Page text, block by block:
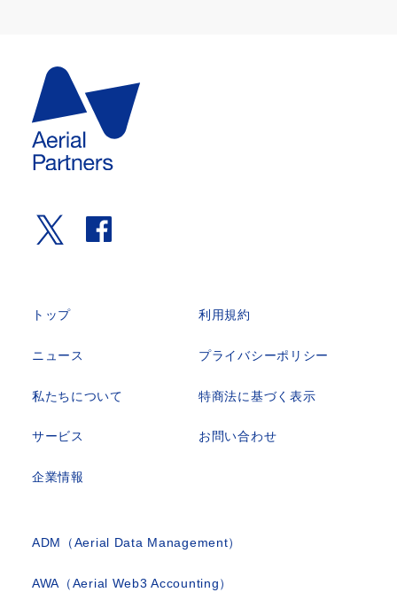
トップ
ニュース
私たちについて
サービス
企業情報
利用規約
プライバシーポリシー
特商法に基づく表示
お問い合わせ
ADM（Aerial Data Management）
AWA（Aerial Web3 Accounting）